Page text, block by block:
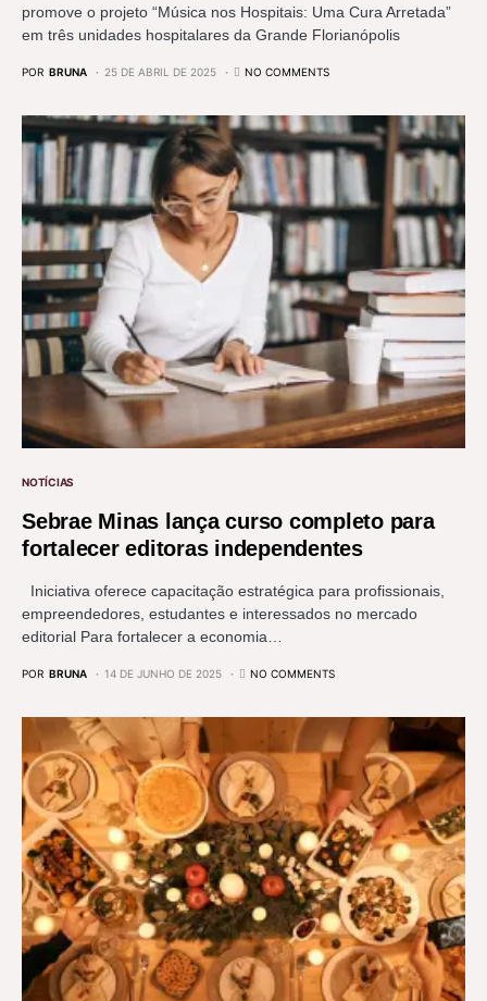
promove o projeto “Música nos Hospitais: Uma Cura Arretada”
em três unidades hospitalares da Grande Florianópolis
POR BRUNA 25 DE ABRIL DE 2025 NO COMMENTS
NOTÍCIAS
Sebrae Minas lança curso completo para
fortalecer editoras independentes
Iniciativa oferece capacitação estratégica para profissionais,
empreendedores, estudantes e interessados no mercado
editorial Para fortalecer a economia…
POR BRUNA 14 DE JUNHO DE 2025 NO COMMENTS